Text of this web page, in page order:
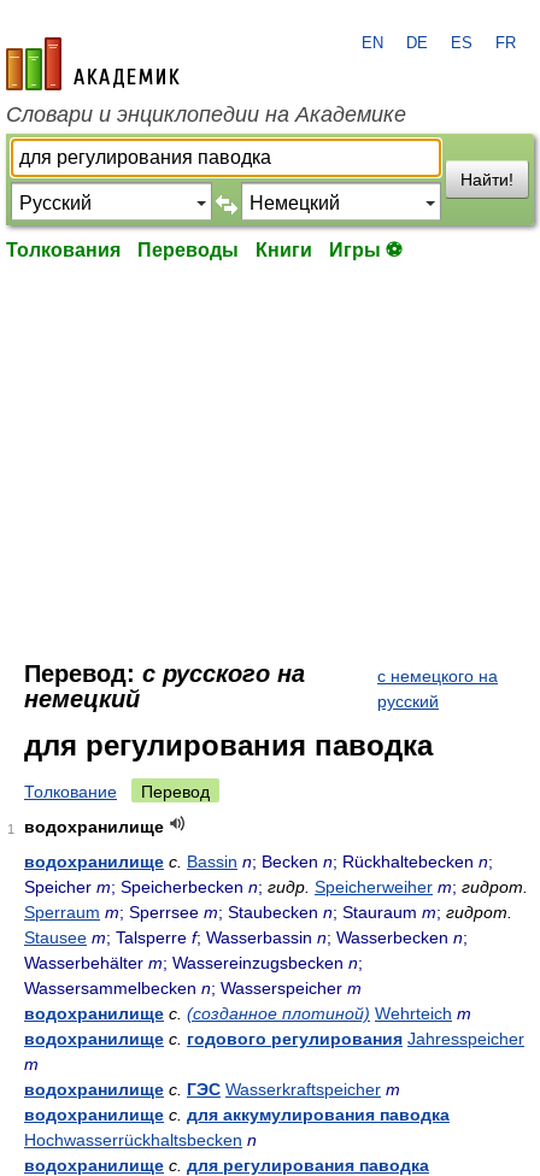
academic.ru
EN DE ES FR
Словари и энциклопедии на Академике
Найти!
Толкования Переводы Книги Игры ⚽
Перевод: с русского на
немецкий
с немецкого на
русский
для регулирования паводка
Толкование Перевод
1
водохранилище
водохранилище с. Bassin n; Becken n; Rückhaltebecken n;
Speicher m; Speicherbecken n; гидр. Speicherweiher m; гидрот.
Sperraum m; Sperrsee m; Staubecken n; Stauraum m; гидрот.
Stausee m; Talsperre f; Wasserbassin n; Wasserbecken n;
Wasserbehälter m; Wassereinzugsbecken n;
Wassersammelbecken n; Wasserspeicher m
водохранилище с. (созданное плотиной) Wehrteich m
водохранилище с. годового регулирования Jahresspeicher
m
водохранилище с. ГЭС Wasserkraftspeicher m
водохранилище с. для аккумулирования паводка
Hochwasserrückhaltsbecken n
водохранилище с. для регулирования паводка